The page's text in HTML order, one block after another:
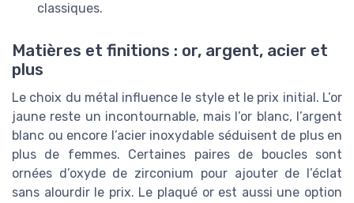
classiques.
Matières et finitions : or, argent, acier et
plus
Le choix du métal influence le style et le prix initial. L’or
jaune reste un incontournable, mais l’or blanc, l’argent
blanc ou encore l’acier inoxydable séduisent de plus en
plus de femmes. Certaines paires de boucles sont
ornées d’oxyde de zirconium pour ajouter de l’éclat
sans alourdir le prix. Le plaqué or est aussi une option